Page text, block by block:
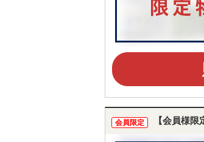
会員限定 【会員様限